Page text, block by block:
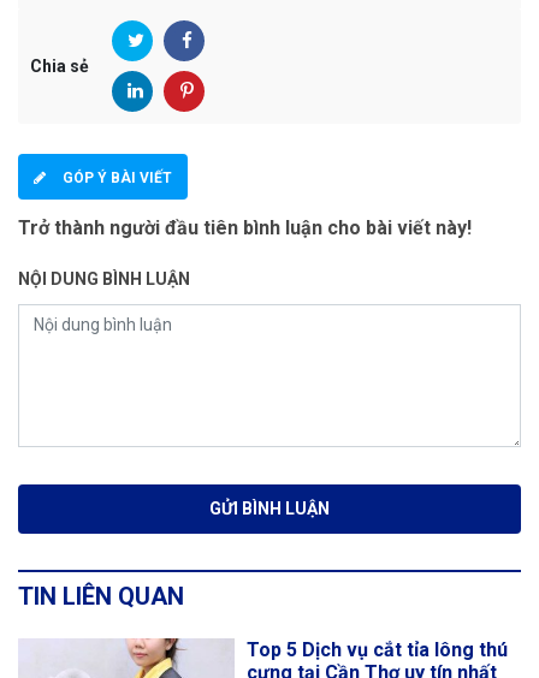
Chia sẻ
GÓP Ý BÀI VIẾT
Trở thành người đầu tiên bình luận cho bài viết này!
NỘI DUNG BÌNH LUẬN
TIN LIÊN QUAN
Top 5 Dịch vụ cắt tỉa lông thú
cưng tại Cần Thơ uy tín nhất